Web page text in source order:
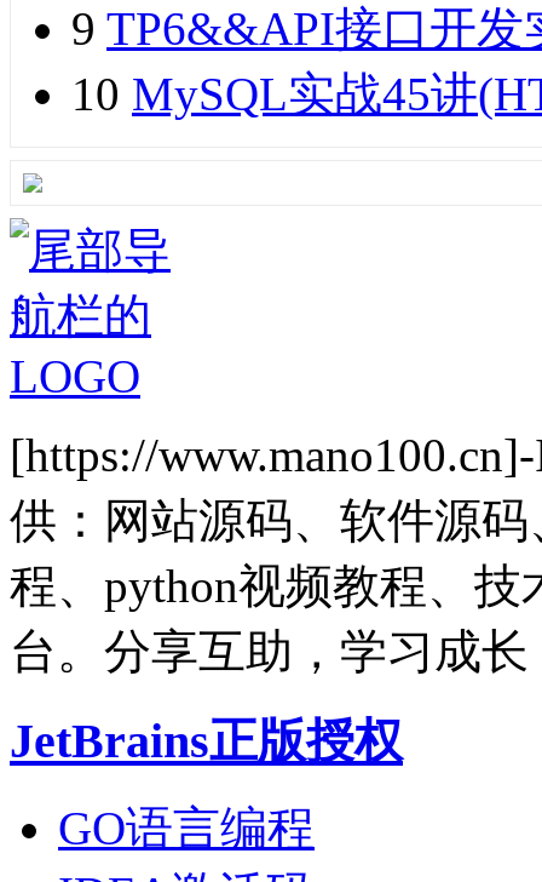
9 TP6&&API接口开发
10 MySQL实战45讲
[https://
供：网站源码、软件源
程、python视频教程、
台。分享互助，学习成长
JetBrains正版授权
GO语言编程